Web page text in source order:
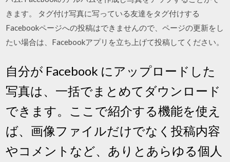
きます。 タグ付け写真に写っている友達をタグ付けする
Facebookページへの投稿はできませんので、ページの更新をし
たい場合は、Facebookアプリを立ち上げて投稿してください。
自分が Facebook にアップロードした
写真は、一括でまとめてダウンロード
できます。ここで紹介する機能を使え
ば、画像ファイルだけでなく投稿内容
やコメントなど、ありとあらゆる個人